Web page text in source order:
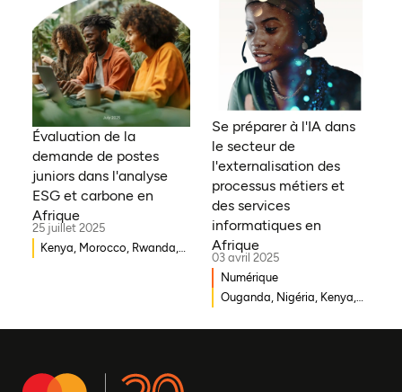
Erythrée, Gambie, Eswatini,
République démocratique
du Congo, Tanzanie,
Nigéria, Zimbabwe, Sud
Soudan, Afrique du Sud,
Cameroun, Éthiopie, Niger,
Morocco, Malawi, Tchad,
Évaluation de la
demande de postes
juniors dans l'analyse
ESG et carbone en
Afrique
25 juillet 2025
Kenya, Morocco, Rwanda,
du Congo, Malawi, Gambie,
d'Ivoire, Zambie, Syrie,
Se préparer à l'IA dans
le secteur de
l'externalisation des
processus métiers et
des services
informatiques en
Afrique
03 avril 2025
Numérique
Ouganda, Nigéria, Kenya,